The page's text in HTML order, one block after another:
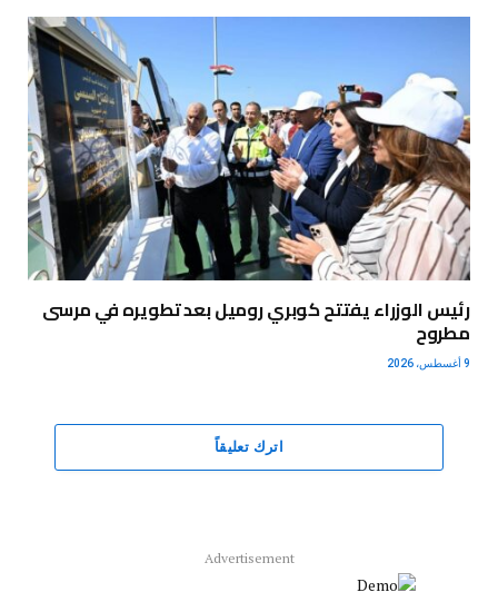
رئيس الوزراء يفتتح كوبري روميل بعد تطويره في مرسى
مطروح
9 أغسطس، 2026
اترك تعليقاً
Advertisement